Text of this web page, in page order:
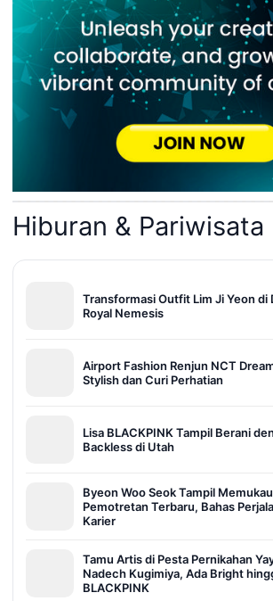
Hiburan & Pariwisata
Transformasi Outfit Lim Ji Yeon di
Royal Nemesis
Airport Fashion Renjun NCT
Stylish dan Curi Perhatian
Lisa BLACKPINK Tampil Berani
Backless di Utah
Byeon Woo Seok Tampil
Pemotretan Terbaru, Bahas
Karier
Tamu Artis di Pesta Pernikahan
Nadech Kugimiya, Ada Bright
BLACKPINK